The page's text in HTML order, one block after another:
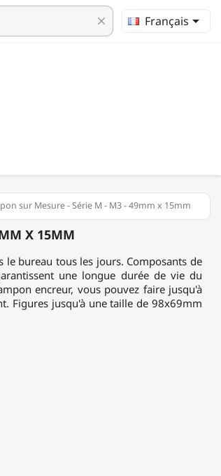
clear Français
sur Mesure - Série M - M3 - 49mm x 15mm
X 15MM
bureau tous les jours. Composants de
une longue durée de vie du
encreur, vous pouvez faire jusqu'à
Figures jusqu'à une taille de 98x69mm